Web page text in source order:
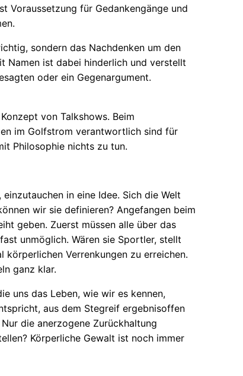
Voraussetzung für Gedankengänge und
sondern das Nachdenken um den
Namen ist dabei hinderlich und verstellt
oder ein Gegenargument.
von Talkshows. Beim
im Golfstrom verantwortlich sind für
Philosophie nichts zu tun.
in eine Idee. Sich die Welt
wir sie definieren? Angefangen beim
geben. Zuerst müssen alle über das
unmöglich. Wären sie Sportler, stellt
körperlichen Verrenkungen zu erreichen.
ganz klar.
uns das Leben, wie wir es kennen,
aus dem Stegreif ergebnisoffen
die anerzogene Zurückhaltung
Körperliche Gewalt ist noch immer